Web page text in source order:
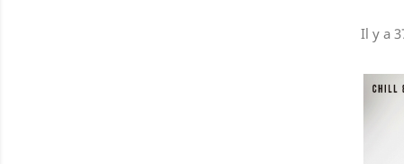
Il y a